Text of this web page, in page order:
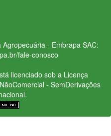
- Embrapa SAC:
fale-conosco
licenciado sob a Licença
- SemDerivações